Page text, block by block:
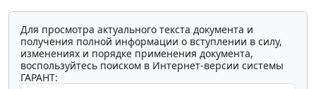
Для просмотра актуального текста документа и
получения полной информации о вступлении в силу,
изменениях и порядке применения документа,
воспользуйтесь поиском в Интернет-версии системы
ГАРАНТ: